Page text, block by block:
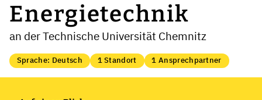
Energietechnik
an der Technische Universität Chemnitz
Sprache: Deutsch 1 Standort 1 Ansprechpartner